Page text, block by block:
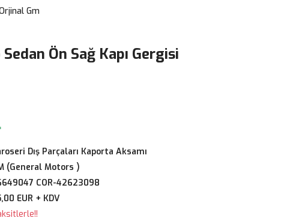
Gm
Ön Sağ Kapı Gergisi
Dış Parçaları Kaporta Aksamı
(General Motors )
COR-42623098
EUR + KDV